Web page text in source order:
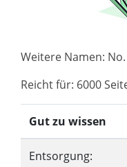
Weitere Namen: No.
Reicht für: 6000
Gut zu wissen
Entsorgung: